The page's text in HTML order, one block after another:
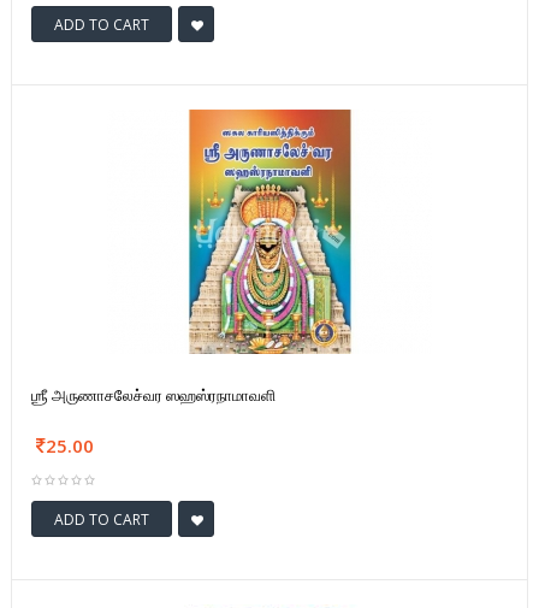
ADD TO CART
ஶ்ரீ அருணாசலேச்வர ஸஹஸ்ரநாமாவளி
25.00
ADD TO CART